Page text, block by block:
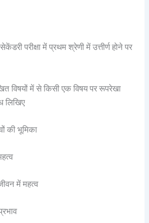
परीक्षा में प्रथम श्रेणी में उत्तीर्ण होने पर
विषयों में से किसी एक विषय पर रूपरेखा
लिखिए
की भूमिका
में महत्व